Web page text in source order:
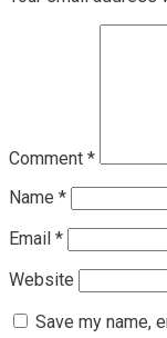
Comment *
Name *
Email *
Website
Save my name,